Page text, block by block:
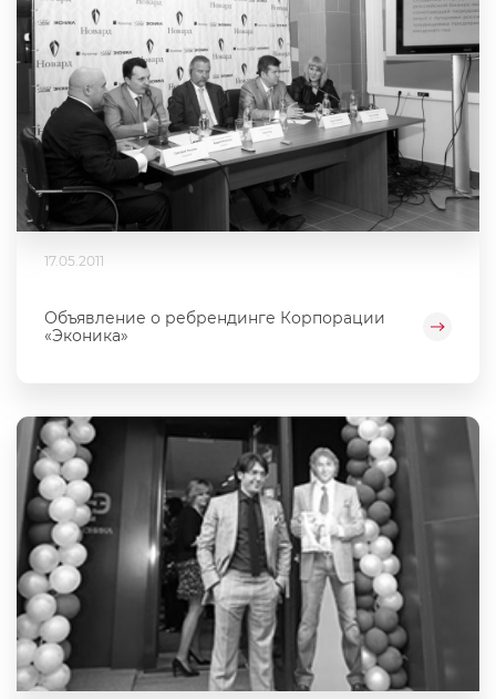
17.05.2011
Объявление о ребрендинге Корпорации
«Эконика»